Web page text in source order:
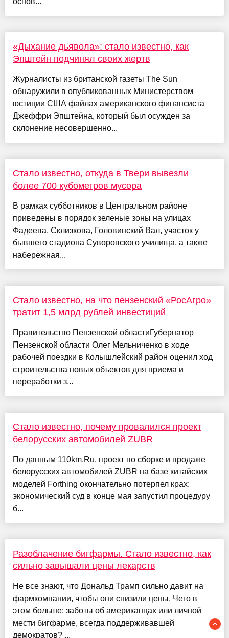
«Дыхание дьявола»: стало известно, как
Эпштейн подчинял своих жертв
Журналисты из британской газеты The Sun
обнаружили в опубликованных Министерством
юстиции США файлах американского финансиста
Джеффри Эпштейна, который был осужден за
склонение несовершенно...
Стало известно, откуда в Твери вывезли
более 700 кубометров мусора
В рамках субботников в Центральном районе
приведены в порядок зеленые зоны на улицах
Фадеева, Склизкова, Головинский Вал, участок у
бывшего стадиона Суворовского училища, а также
набережная...
Стало известно, на что пензенский «РосАгро»
тратит 1,5 млрд рублей инвестиций
Правительство Пензенской областиГубернатор
Пензенской области Олег Мельниченко в ходе
рабочей поездки в Колышлейский район оценил ход
строительства новых объектов для приема и
переработки з...
Стало известно, почему провалился проект
белорусских автомобилей ZUBR
По данным 110km.Ru, проект по сборке и продаже
белорусских автомобилей ZUBR на базе китайских
моделей Forthing окончательно потерпел крах:
экономический суд в конце мая запустил процедуру
б...
Разоблачение бигфармы. Стало известно, как
сильно завышали цены лекарств
Не все знают, что Дональд Трамп сильно давит на
фармкомпании, чтобы они снизили цены. Чего в
этом больше: заботы об американцах или личной
мести бигфарме, всегда поддерживавшей
демократов? ...